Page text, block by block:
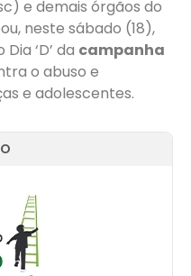
e demais órgãos do
neste sábado (18),
‘D’ da campanha
o abuso e
e adolescentes.